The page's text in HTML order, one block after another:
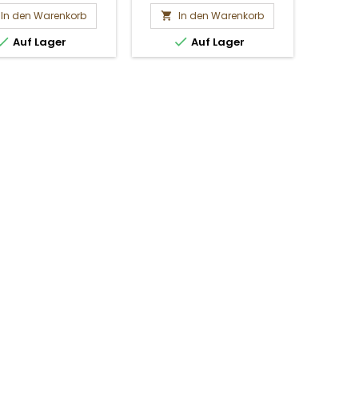
In den Warenkorb
Auf Lager
 In den Warenkorb
 Auf Lager